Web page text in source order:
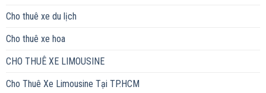
Cho thuê xe du lịch
Cho thuê xe hoa
CHO THUÊ XE LIMOUSINE
Cho Thuê Xe Limousine Tại TP.HCM